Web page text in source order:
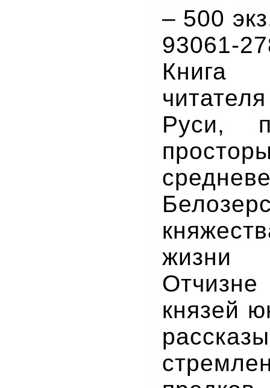
– 500
93061-
Книга
Руси,
жизни
князей